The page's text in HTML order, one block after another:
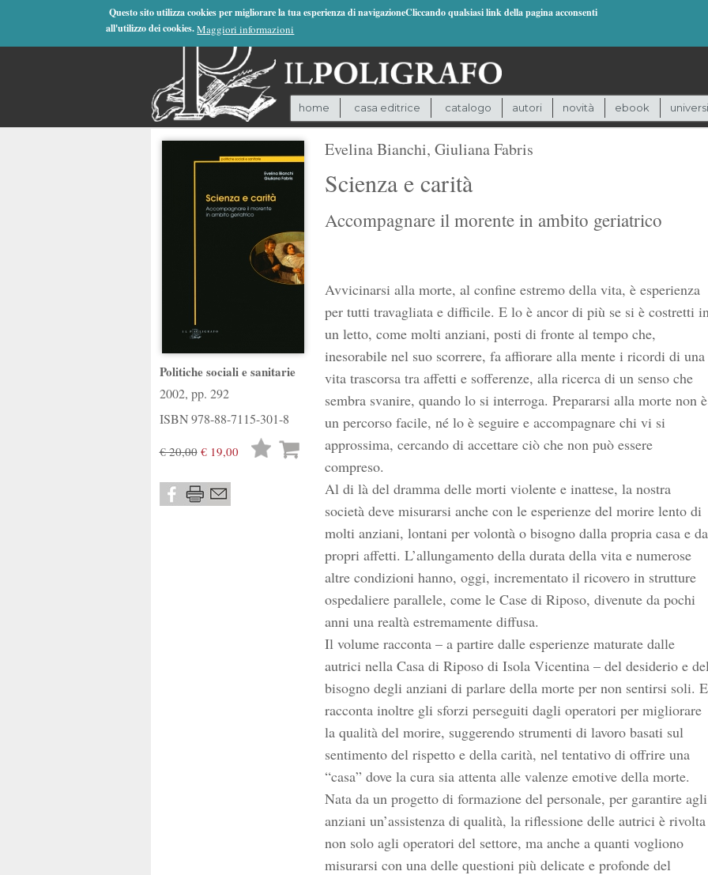
Questo sito utilizza cookies per migliorare la tua esperienza di navigazioneCliccando qualsiasi link della pagina acconsenti
all'utilizzo dei cookies. Maggiori informazioni
home casa editrice catalogo autori novità ebook
Politiche sociali e sanitarie
2002, pp. 292
ISBN978-88-7115-301-8
€ 20,00€ 19,00
Lista
Evelina Bianchi, Giuliana Fabris
Scienza e carità
Accompagnare il morente in ambito geriatrico
Avvicinarsi alla morte, al confine estremo della vita, è esperienza
per tutti travagliata e difficile. E lo è ancor di più se si è costretti
un letto, come molti anziani, posti di fronte al tempo che,
inesorabile nel suo scorrere, fa affiorare alla mente i ricordi di una
vita trascorsa tra affetti e sofferenze, alla ricerca di un senso che
sembra svanire, quando lo si interroga. Prepararsi alla morte non è
un percorso facile, né lo è seguire e accompagnare chi vi si
approssima, cercando di accettare ciò che non può essere
compreso.
Al di là del dramma delle morti violente e inattese, la nostra
società deve misurarsi anche con le esperienze del morire lento di
molti anziani, lontani per volontà o bisogno dalla propria casa e
propri affetti. L’allungamento della durata della vita e numerose
altre condizioni hanno, oggi, incrementato il ricovero in strutture
ospedaliere parallele, come le Case di Riposo, divenute da pochi
anni una realtà estremamente diffusa.
Il volume racconta – a partire dalle esperienze maturate dalle
autrici nella Casa di Riposo di Isola Vicentina – del desiderio e
bisogno degli anziani di parlare della morte per non sentirsi soli. E
racconta inoltre gli sforzi perseguiti dagli operatori per migliorare
la qualità del morire, suggerendo strumenti di lavoro basati sul
sentimento del rispetto e della carità, nel tentativo di offrire una
“casa” dove la cura sia attenta alle valenze emotive della morte.
Nata da un progetto di formazione del personale, per garantire agli
anziani un’assistenza di qualità, la riflessione delle autrici è rivolta
non solo agli operatori del settore, ma anche a quanti vogliono
misurarsi con una delle questioni più delicate e profonde del